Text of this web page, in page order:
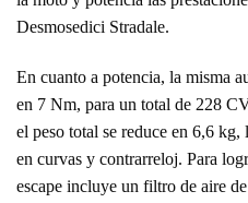
Desmosedici Stradale.
En cuanto a potencia, la misma
en 7 Nm, para un total de 228
el peso total se reduce en 6,6
en curvas y contrarreloj. Para
escape incluye un filtro de aire